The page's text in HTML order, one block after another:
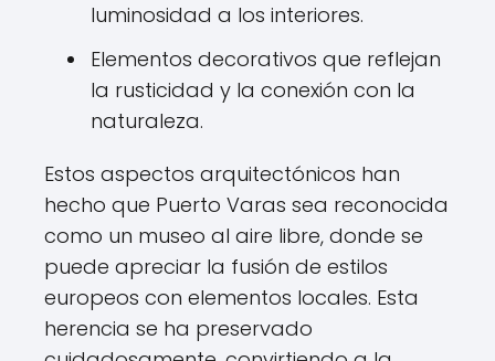
luminosidad a los interiores.
Elementos decorativos que reflejan
la rusticidad y la conexión con la
naturaleza.
Estos aspectos arquitectónicos han
hecho que Puerto Varas sea reconocida
como un museo al aire libre, donde se
puede apreciar la fusión de estilos
europeos con elementos locales. Esta
herencia se ha preservado